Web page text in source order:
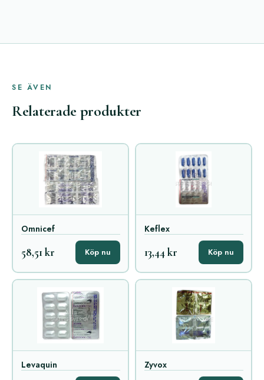
SE ÄVEN
Relaterade produkter
Omnicef
58,51 kr Köp nu
Keflex
13,44 kr Köp nu
Levaquin Zyvox